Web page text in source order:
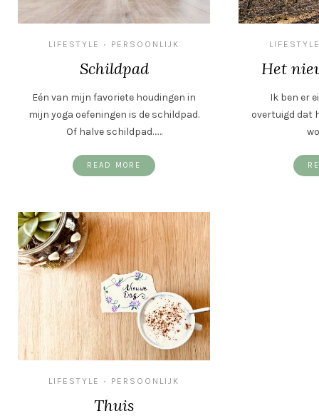
LIFESTYLE • PERSOONLIJK
Schildpad
Eén van mijn favoriete houdingen in
mijn yoga oefeningen is de schildpad.
Of halve schildpad……
READ MORE
Het
Ik ben er
overtuigd dat
LIFESTYLE • PERSOONLIJK
Thuis